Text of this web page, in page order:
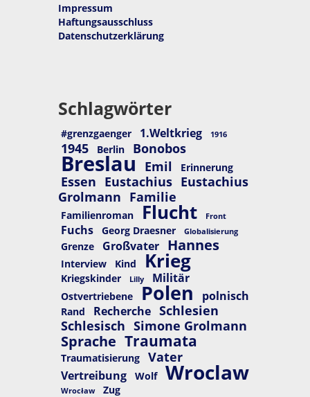
Impressum
Haftungsausschluss
Datenschutzerklärung
Schlagwörter
#grenzgaenger 1.Weltkrieg 1916
1945 Berlin Bonobos
Breslau Emil Erinnerung
Essen Eustachius Eustachius
Grolmann Familie
Familienroman Flucht Front
Fuchs Georg Draesner Globalisierung
Grenze Großvater Hannes
Interview Kind Krieg
Kriegskinder Lilly Militär
Ostvertriebene Polen polnisch
Rand Recherche Schlesien
Schlesisch Simone Grolmann
Sprache Traumata
Traumatisierung Vater
Vertreibung Wolf Wroclaw
Wrocław Zug